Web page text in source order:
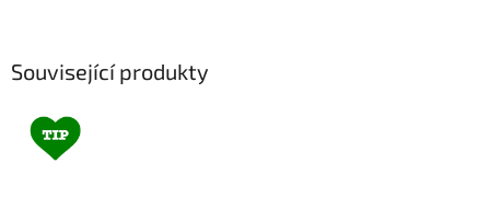
Související produkty